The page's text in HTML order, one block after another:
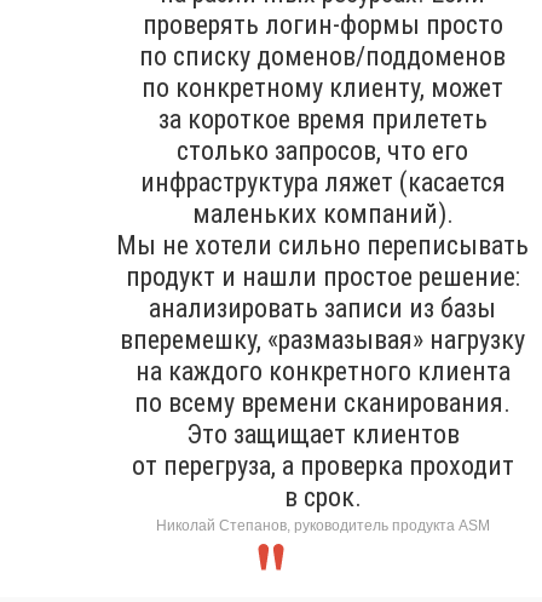
проверять логин-формы просто
по списку доменов/поддоменов
по конкретному клиенту, может
за короткое время прилететь
столько запросов, что его
инфраструктура ляжет (касается
маленьких компаний).
Мы не хотели сильно переписывать
продукт и нашли простое решение:
анализировать записи из базы
вперемешку, «размазывая» нагрузку
на каждого конкретного клиента
по всему времени сканирования.
Это защищает клиентов
от перегруза, а проверка проходит
в срок.
Николай Степанов, руководитель продукта ASM